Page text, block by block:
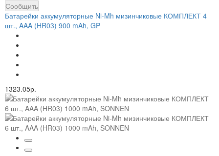
Сообщить
Батарейки аккумуляторные Ni-Mh мизинчиковые КОМПЛЕКТ 4
шт., AAA (HR03) 900 mAh, GP
1323.05р.